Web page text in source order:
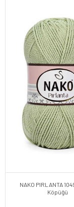
NAKO PIRLANTA
Köpüğü